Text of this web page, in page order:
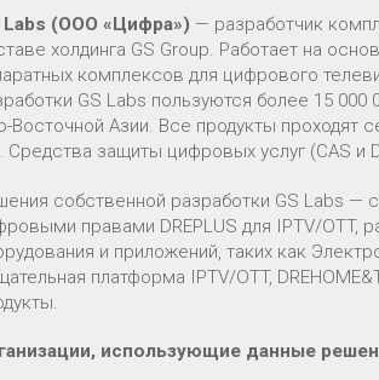
Labs (ООО «Цифра») — разработчик
холдинга GS Group. Работает на
комплексов для цифрового
GS Labs пользуются более 15
Восточной Азии. Все продукты проходят
Средства защиты цифровых услуг (CAS и
собственной разработки GS Labs —
правами DREPLUS для IPTV/OTT,
и приложений, таких как
платформа IPTV/OTT,
использующие данные